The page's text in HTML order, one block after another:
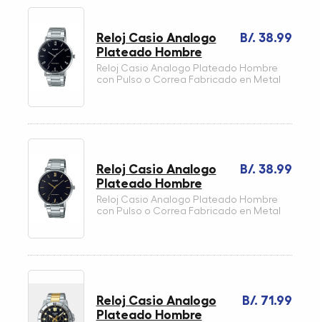
B/. 38.99
Reloj Casio Analogo
Plateado Hombre
Reloj Casio Analogo Plateado Hombre
con Pulso o Correa Fabricado en Metal
B/. 38.99
Reloj Casio Analogo
Plateado Hombre
Reloj Casio Analogo Plateado Hombre
con Pulso o Correa Fabricado en Metal
B/. 71.99
Reloj Casio Analogo
Plateado Hombre